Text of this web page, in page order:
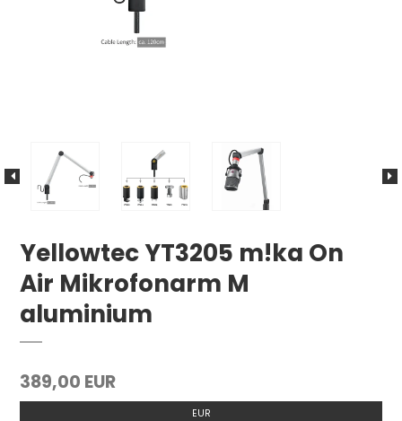
Yellowtec YT3205 m!ka On
Air Mikrofonarm M
aluminium
389,00 EUR
EUR